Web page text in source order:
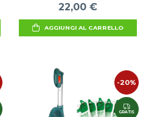
22,00 €
AGGIUNGI AL CARRELLO
-20%
GRATIS